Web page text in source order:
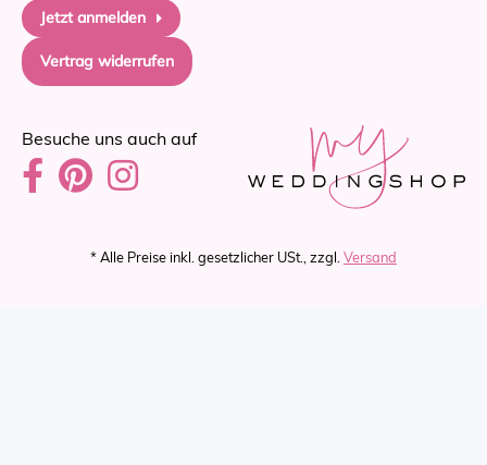
Jetzt anmelden
Vertrag widerrufen
Besuche uns auch auf
* Alle Preise inkl. gesetzlicher USt., zzgl. Versand